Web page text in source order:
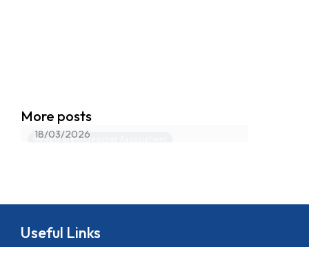
More posts
News (Parent-Teacher Association)
錦囊》
18/03/2026
Useful Links